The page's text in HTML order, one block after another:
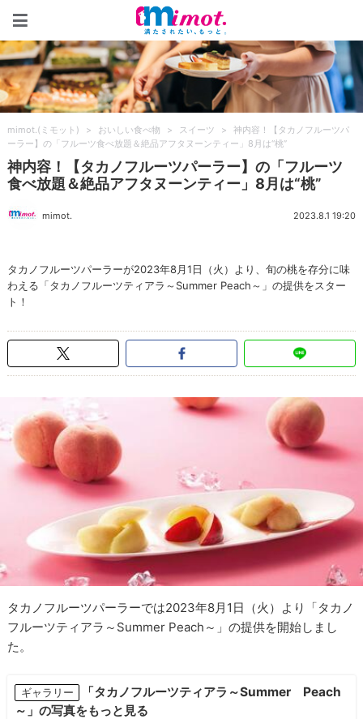
mimot.(ミモット) > おいしい食べ物 > スイーツ >
神内容！【タカノフルーツパ
ーラー】の「フルーツ食べ放題＆絶品アフタヌーンティー」8月は“桃”
神内容！【タカノフルーツパーラー】の「フルーツ
食べ放題＆絶品アフタヌーンティー」8月は“桃”
mimot. 2023.8.1 19:20
タカノフルーツパーラーが2023年8月1日（火）より、旬の桃を存分に味
わえる「タカノフルーツティアラ～Summer Peach～」の提供をスター
ト！
タカノフルーツパーラーでは2023年8月1日（火）より「タカノ
フルーツティアラ～Summer Peach～」の提供を開始しまし
た。
ギャラリー
「タカノフルーツティアラ～Summer Peach
～」の写真をもっと見る